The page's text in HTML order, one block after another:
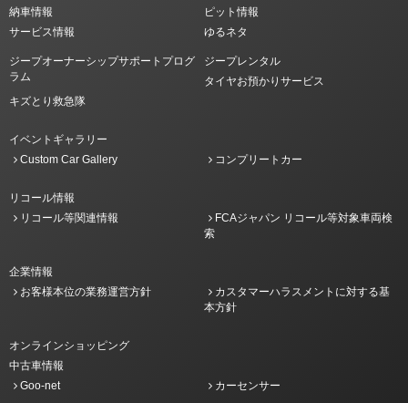
納車情報
ピット情報
サービス情報
ゆるネタ
ジープオーナーシップサポートプログ
ラム
ジープレンタル
タイヤお預かりサービス
キズとり救急隊
イベントギャラリー
Custom Car Gallery
コンプリートカー
リコール情報
リコール等関連情報
FCAジャパン リコール等対象車両検
索
企業情報
お客様本位の業務運営方針
カスタマーハラスメントに対する基
本方針
オンラインショッピング
中古車情報
Goo-net
カーセンサー